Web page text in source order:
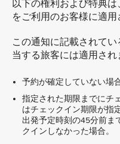
以下の権利および特典
をご利用のお客様に適用
この通知に記載されて
当する旅客には適用され
予約が確定していない場
指定された期限までにチ
はチェックイン期限が指
出発予定時刻の45分前ま
クインしなかった場合。